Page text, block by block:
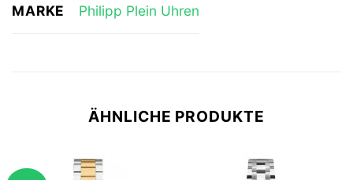
MARKE Philipp Plein Uhren
ÄHNLICHE PRODUKTE